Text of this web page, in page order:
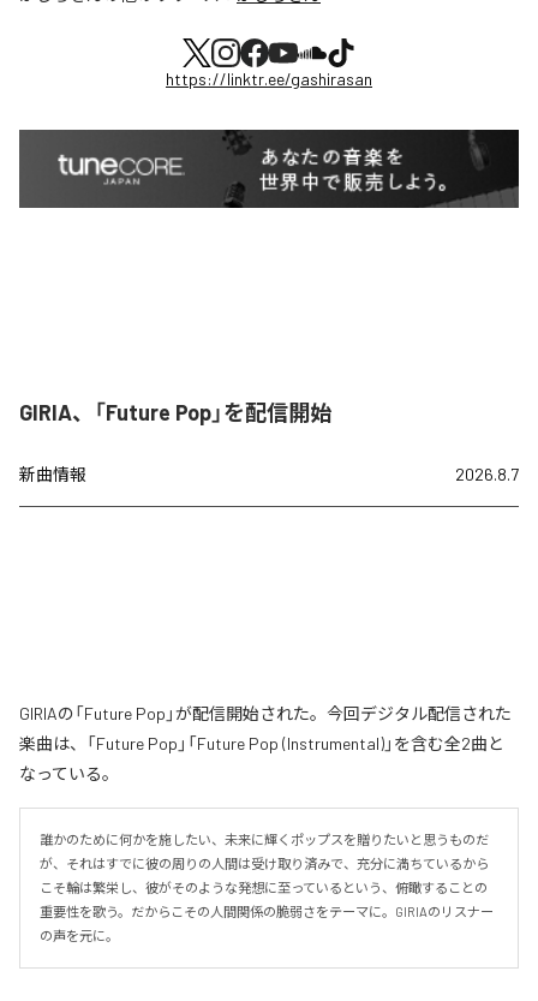
https://linktr.ee/gashirasan
GIRIA、「Future Pop」を配信開始
新曲情報 2026.8.7
GIRIAの「Future Pop」が配信開始された。今回デジタル配信された
楽曲は、「Future Pop」「Future Pop (Instrumental)」を含む全2曲と
なっている。
誰かのために何かを施したい、未来に輝くポップスを贈りたいと思うものだ
が、それはすでに彼の周りの人間は受け取り済みで、充分に満ちているから
こそ輪は繁栄し、彼がそのような発想に至っているという、俯瞰することの
重要性を歌う。だからこその人間関係の脆弱さをテーマに。GIRIAのリスナー
の声を元に。